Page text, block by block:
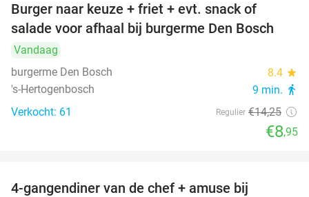
Burger naar keuze + friet + evt. snack of
salade voor afhaal bij burgerme Den Bosch
Vandaag
burgerme Den Bosch
8.4 star
's-Hertogenbosch 9 min. directions_walk
Verkocht: 61 Regulier €14,25
€8,95
4-gangendiner van de chef + amuse bij